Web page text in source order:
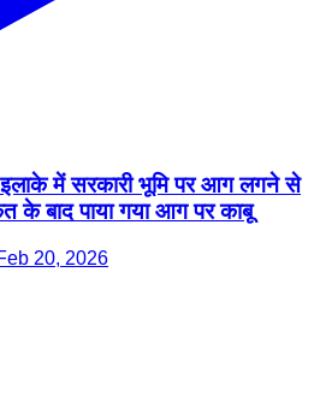
इलाके में सरकारी भूमि पर आग लगने से
बाद पाया गया आग पर काबू
20, 2026